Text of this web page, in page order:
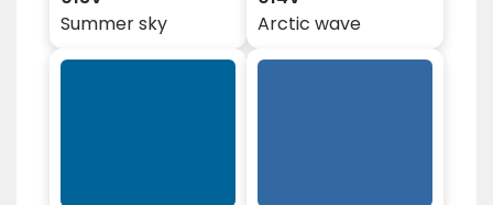
Summer sky
Arctic wave